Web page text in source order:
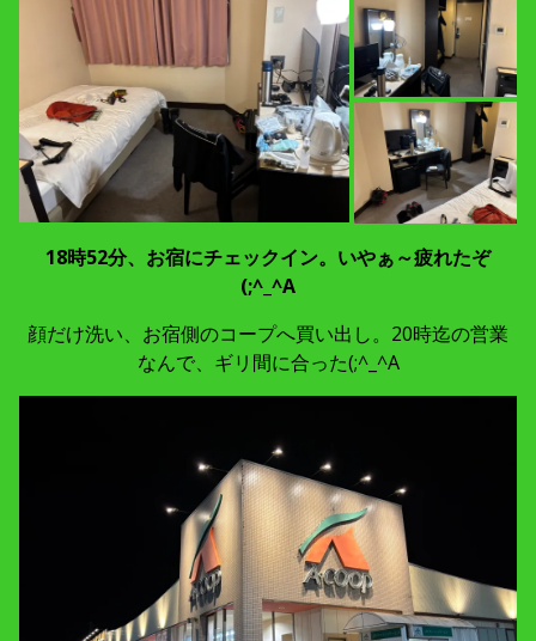
18時52分、お宿にチェックイン。いやぁ～疲れたぞ
(;^_^A
顔だけ洗い、お宿側のコープへ買い出し。20時迄の営業
なんで、ギリ間に合った(;^_^A